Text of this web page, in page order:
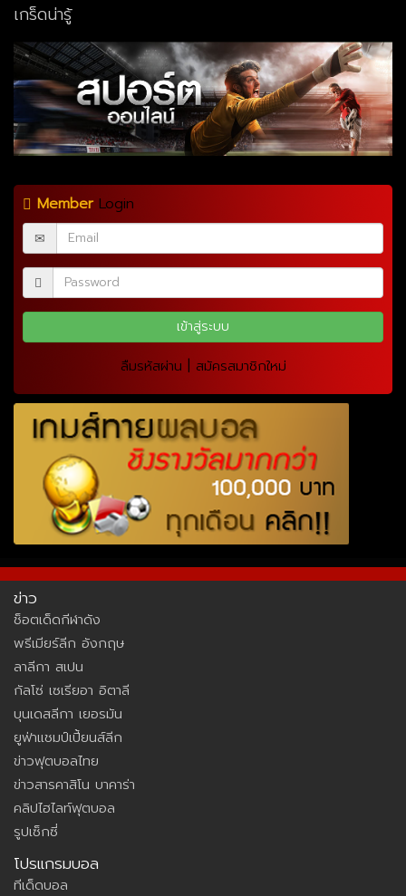
เกร็ดน่ารู้
MemberLogin
ลืมรหัสผ่าน | สมัครสมาชิกใหม่
ข่าว
ช็อตเด็ดกีฬาดัง
พรีเมียร์ลีก อังกฤษ
ลาลีกา สเปน
กัลโซ่ เซเรียอา อิตาลี
บุนเดสลีกา เยอรมัน
ยูฟ่าแชมป์เปี้ยนส์ลีก
ข่าวฟุตบอลไทย
ข่าวสารคาสิโน บาคาร่า
คลิปไฮไลท์ฟุตบอล
รูปเซ็กซี่
โปรแกรมบอล
ทีเด็ดบอล